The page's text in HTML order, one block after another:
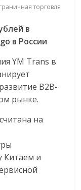
торговля
в
в России
YM Trans в
B2B-
рынке.
на
Китаем и